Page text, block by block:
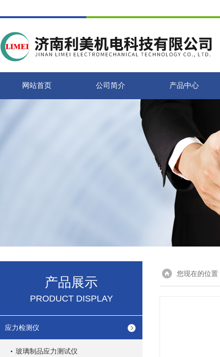
网站首页 公司简介 产品中心
产品展示
PRODUCT DISPLAY
应力检测仪
玻璃制品应力测试仪
您现在的位置